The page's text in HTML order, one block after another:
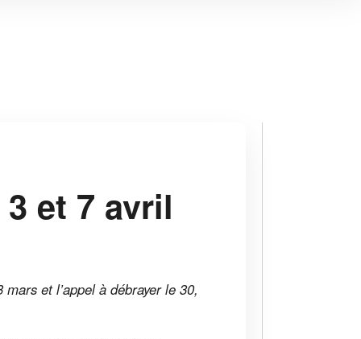
et 7 avril
et l’appel à débrayer le 30,